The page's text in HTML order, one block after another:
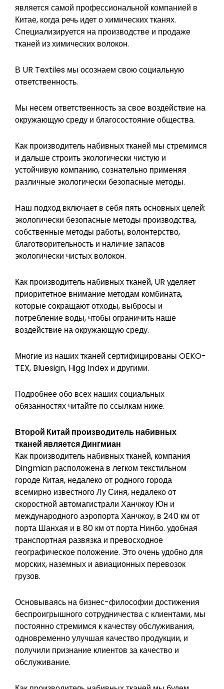
является самой профессиональной компанией в
Китае, когда речь идет о химических тканях.
Специализируется на производстве и продаже
тканей из химических волокон.
В UR Textiles мы осознаем свою социальную
ответственность.
Мы несем ответственность за свое воздействие на
окружающую среду и благосостояние общества.
Как производитель набивных тканей мы стремимся
и дальше строить экологически чистую и
устойчивую компанию, сознательно применяя
различные экологически безопасные методы.
Наш подход включает в себя пять основных целей:
экологически безопасные методы производства,
собственные методы работы, волонтерство,
благотворительность и наличие запасов
экологически чистых волокон.
Как производитель набивных тканей, UR уделяет
приоритетное внимание методам комбината,
которые сокращают отходы, выбросы и
потребление воды, чтобы ограничить наше
воздействие на окружающую среду.
Многие из наших тканей сертифицированы OEKO-
TEX, Bluesign, Higg Index и другими.
Подробнее обо всех наших социальных
обязанностях читайте по ссылкам ниже.
Второй Китай производитель набивных
тканейявляетсяДингмиан
Как производитель набивных тканей, компания
Dingmian расположена в легком текстильном
городе Китая, недалеко от родного города
всемирно известного Лу Синя, недалеко от
скоростной автомагистрали Ханчжоу Юн и
международного аэропорта Ханчжоу, в 240 км от
порта Шанхая и в 80 км от порта Нинбо. удобная
транспортная развязка и превосходное
географическое положение. Это очень удобно для
морских, наземных и авиационных перевозок
грузов.
Основываясь на бизнес-философии достижения
беспроигрышного сотрудничества с клиентами, мы
постоянно стремимся к качеству обслуживания,
одновременно улучшая качество продукции, и
получили признание клиентов за качество и
обслуживание.